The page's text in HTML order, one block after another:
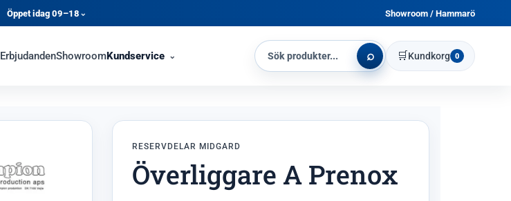
Öppet idag 09–18 ⌄ Showroom / Hammarö
ErbjudandenShowroomKundservice ⌕ 🛒Kundkorg 0
RESERVDELAR MIDGARD
Överliggare A Prenox